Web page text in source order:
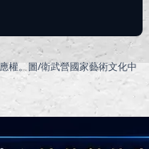
權。圖/衛武營國家藝術文化中